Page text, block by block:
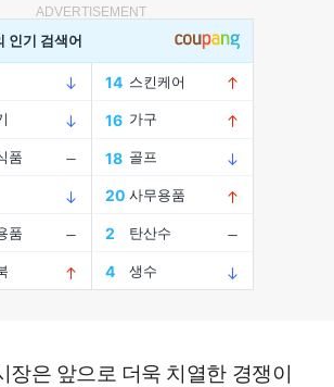
ADVERTISEMENT
장은 앞으로 더욱 치열한 경쟁이